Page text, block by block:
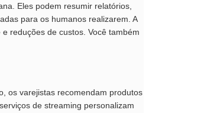
Eles podem resumir relatórios,
para os humanos realizarem. A
reduções de custos. Você também
os varejistas recomendam produtos
de streaming personalizam